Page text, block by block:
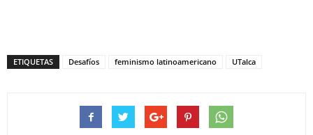
ETIQUETAS Desafíos feminismo latinoamericano UTalca